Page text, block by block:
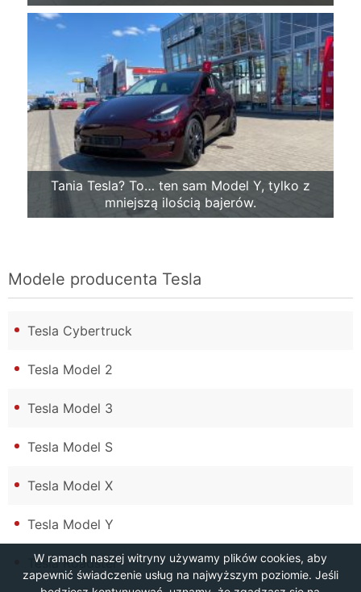
W ramach naszej witryny używamy plików cookies, aby
zapewnić świadczenie usług na najwyższym poziomie. Jeśli
Tania Tesla? To… ten sam Model Y, tylko z
mniejszą ilością bajerów.
Modele producenta Tesla
Tesla Cybertruck
Tesla Model 2
Tesla Model 3
Tesla Model S
Tesla Model X
Tesla Model Y
Tesla Roadster